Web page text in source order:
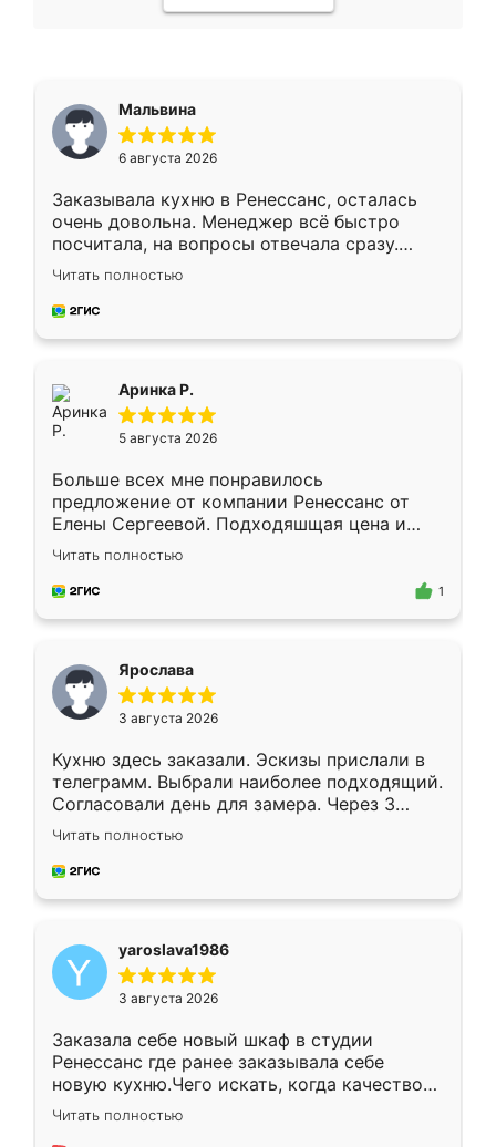
Мальвина
6 августа 2026
Заказывала кухню в Ренессанс, осталась
очень довольна. Менеджер всё быстро
посчитала, на вопросы отвечала сразу.
Замерщик приехал в субботу, подошёл к
делу со всей ответственностью. Собрали
за день, ребята работали аккуратно, даже
Читать полностью
Аринка Р.
5 августа 2026
Больше всех мне понравилось
предложение от компании Ренессанс от
Елены Сергеевой. Подходяшщая цена и
короткие сроки изготовления. Приехавший
для замера сотрудник Владислав
предложил по моему эскизу самый
Читать полностью
1
Ярослава
3 августа 2026
Кухню здесь заказали. Эскизы прислали в
телеграмм. Выбрали наиболее подходящий.
Согласовали день для замера. Через 3
недели кухня была уже готова. Остались
довольны работой. Спасибо Ренессанс
мебель за качественную работу!
Читать полностью
yaroslava1986
3 августа 2026
Заказала себе новый шкаф в студии
Ренессанс где ранее заказывала себе
новую кухню.Чего искать, когда качеством
вполне довольна. Служит кухня уже почти
два года, нареканий нет.
Читать полностью